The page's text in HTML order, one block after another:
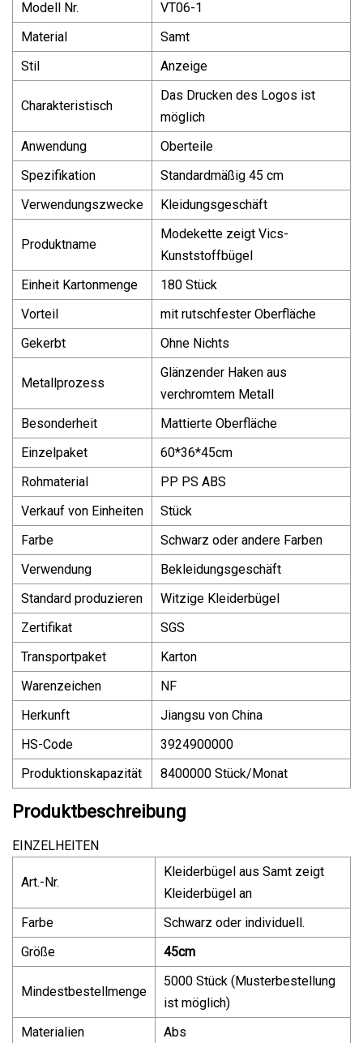
Modell Nr.
VT06-1
Material
Samt
Stil
Anzeige
Charakteristisch
Das Drucken des Logos ist
möglich
Anwendung
Oberteile
Spezifikation
Standardmäßig 45 cm
Verwendungszwecke
Kleidungsgeschäft
Produktname
Modekette zeigt Vics-
Kunststoffbügel
Einheit Kartonmenge
180 Stück
Vorteil
mit rutschfester Oberfläche
Gekerbt
Ohne Nichts
Metallprozess
Glänzender Haken aus
verchromtem Metall
Besonderheit
Mattierte Oberfläche
Einzelpaket
60*36*45cm
Rohmaterial
PP PS ABS
Verkauf von Einheiten
Stück
Farbe
Schwarz oder andere Farben
Verwendung
Bekleidungsgeschäft
Standard produzieren
Witzige Kleiderbügel
Zertifikat
SGS
Transportpaket
Karton
Warenzeichen
NF
Herkunft
Jiangsu von China
HS-Code
3924900000
Produktionskapazität
8400000 Stück/Monat
Produktbeschreibung
EINZELHEITEN
Art.-Nr.
Kleiderbügel aus Samt zeigt
Kleiderbügel an
Farbe
Schwarz oder individuell.
Größe
45cm
Mindestbestellmenge
5000 Stück (Musterbestellung
ist möglich)
Materialien
Abs